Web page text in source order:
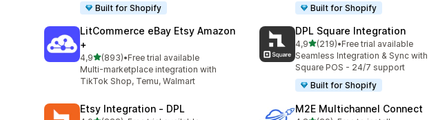
Built for Shopify
Built for Shopify
LitCommerce eBay Etsy Amazon
+
4,9/ 5 tähteä
(893)
893 arvostelua yhteensä
•Free trial available
Multi-marketplace integration with
TikTok Shop, Temu, Walmart
DPL Square Integration
4,9/ 5 tähteä
(219)
219 arvostelua yhteensä
•Free trial available
Seamless Integration & Sync with
Square POS - 24/7 support
Built for Shopify
Etsy Integration ‑ DPL M2E Multichannel Connect